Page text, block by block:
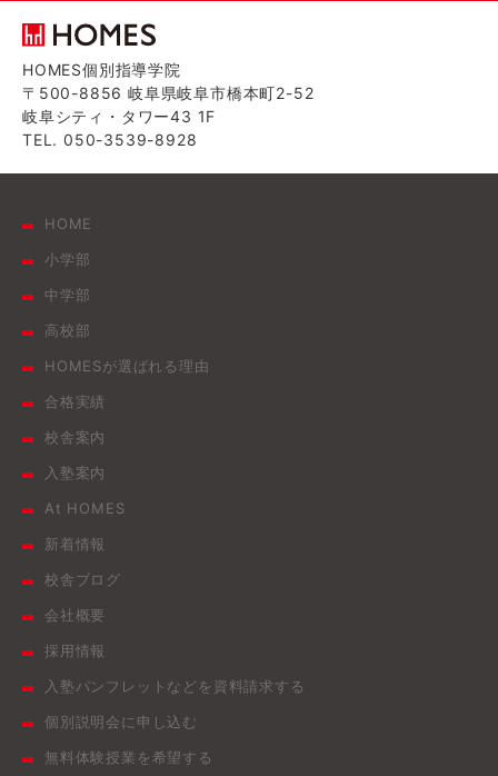
HOMES個別指導学院
〒500-8856 岐阜県岐阜市橋本町2-52
岐阜シティ・タワー43 1F
TEL. 050-3539-8928
HOME
小学部
中学部
高校部
HOMESが選ばれる理由
合格実績
校舎案内
入塾案内
At HOMES
新着情報
校舎ブログ
会社概要
採用情報
入塾パンフレットなどを資料請求する
個別説明会に申し込む
無料体験授業を希望する